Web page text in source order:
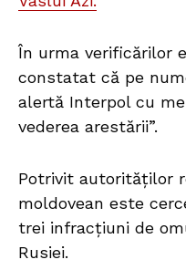
În urma verificărilor
constatat că pe
alertă Interpol cu
vederea arestării”.
Potrivit autorităților
moldovean este
trei infracțiuni de
Rusiei.